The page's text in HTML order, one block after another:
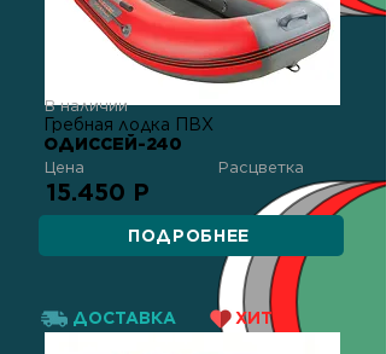
В наличии
Гребная лодка ПВХ
ОДИССЕЙ-240
Цена Расцветка
15.450 Р
ПОДРОБНЕЕ
ДОСТАВКА ХИТ!